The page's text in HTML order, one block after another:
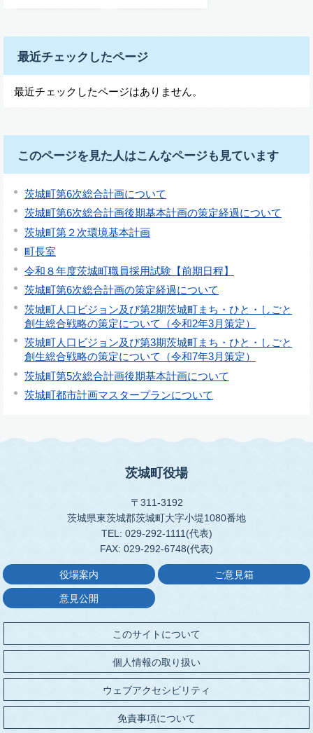
最近チェックしたページ
最近チェックしたページはありません。
このページを見た人はこんなページも見ています
茨城町第6次総合計画について
茨城町第6次総合計画後期基本計画の策定経過について
茨城町第２次環境基本計画
町長室
令和８年度茨城町職員採用試験【前期日程】
茨城町第6次総合計画の策定経過について
茨城町人口ビジョン及び第2期茨城町まち・ひと・しごと
創生総合戦略の策定について（令和2年3月策定）
茨城町人口ビジョン及び第3期茨城町まち・ひと・しごと
創生総合戦略の策定について（令和7年3月策定）
茨城町第5次総合計画後期基本計画について
茨城町都市計画マスタープランについて
茨城町役場
〒311-3192
茨城県東茨城郡茨城町大字小堤1080番地
TEL: 029-292-1111(代表)
FAX: 029-292-6748(代表)
役場案内 ご意見箱
意見公開
このサイトについて
個人情報の取り扱い
ウェブアクセシビリティ
免責事項について